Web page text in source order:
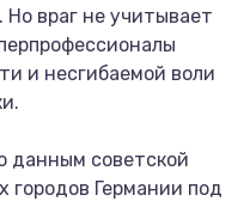
Но враг не учитывает
и несгибаемой воли
данным советской
городов Германии под